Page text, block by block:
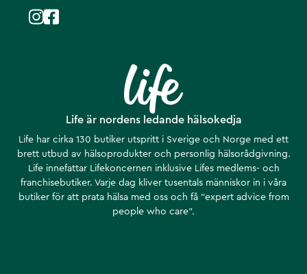
Life är nordens ledande hälsokedja
Life har cirka 130 butiker utspritt i Sverige och Norge med ett
brett utbud av hälsoprodukter och personlig hälsorådgivning.
Life innefattar Lifekoncernen inklusive Lifes medlems- och
franchisebutiker. Varje dag kliver tusentals människor in i våra
butiker för att prata hälsa med oss och få ”expert advice from
people who care”.